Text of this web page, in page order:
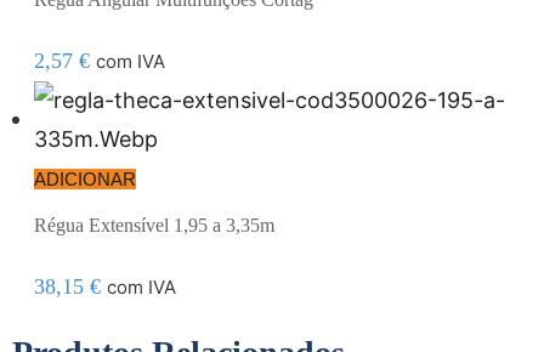
2,57 € com IVA
ADICIONAR
Régua Extensível 1,95 a 3,35m
38,15 € com IVA